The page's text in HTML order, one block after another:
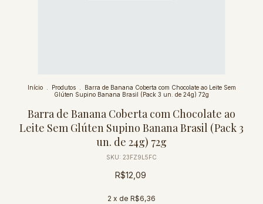
Início . Produtos .
Barra de Banana Coberta com Chocolate ao Leite Sem
Glúten Supino Banana Brasil (Pack 3 un. de 24g) 72g
Barra de Banana Coberta com Chocolate ao
Leite Sem Glúten Supino Banana Brasil (Pack 3
un. de 24g) 72g
SKU: 23FZ9L5FC
R$12,09
2 x de R$6,36